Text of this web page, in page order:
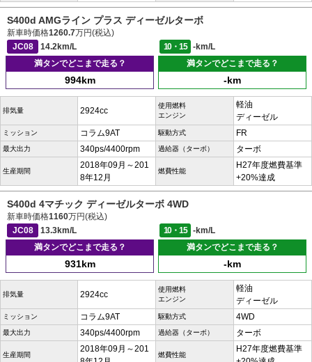
S400d AMGライン プラス ディーゼルターボ
新車時価格1260.7万円(税込)
JC08
14.2km/L 10・15
-km/L
満タンでどこまで走る？
994km
満タンでどこまで走る？
-km
排気量 2924cc
使用燃料
エンジン
軽油
ディーゼル
ミッション コラム9AT 駆動方式 FR
最大出力 340ps/4400rpm 過給器（ターボ） ターボ
生産期間
2018年09月～201
8年12月
燃費性能
H27年度燃費基準
+20%達成
S400d 4マチック ディーゼルターボ 4WD
新車時価格1160万円(税込)
JC08
13.3km/L 10・15
-km/L
満タンでどこまで走る？
931km
満タンでどこまで走る？
-km
排気量 2924cc
使用燃料
エンジン
軽油
ディーゼル
ミッション コラム9AT 駆動方式 4WD
最大出力 340ps/4400rpm 過給器（ターボ） ターボ
生産期間
2018年09月～201
燃費性能
H27年度燃費基準